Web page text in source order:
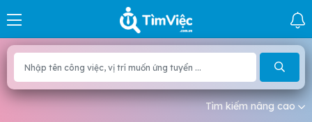
Tìm kiếm nâng cao